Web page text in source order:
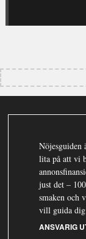
Nöjesguiden
lita på att vi
just det –
smaken och
vill guida
ANSVARIG